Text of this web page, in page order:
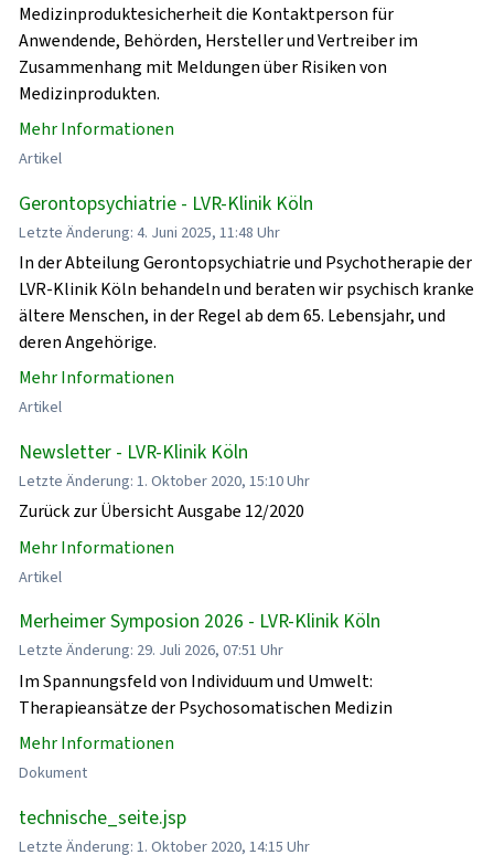
Medizinproduktesicherheit die Kontaktperson für
Anwendende, Behörden, Hersteller und Vertreiber im
Zusammenhang mit Meldungen über Risiken von
Medizinprodukten.
Mehr Informationen
Artikel
Gerontopsychiatrie - LVR-Klinik Köln
Letzte Änderung: 4. Juni 2025, 11:48 Uhr
In der Abteilung Gerontopsychiatrie und Psychotherapie der
LVR-Klinik Köln behandeln und beraten wir psychisch kranke
ältere Menschen, in der Regel ab dem 65. Lebensjahr, und
deren Angehörige.
Mehr Informationen
Artikel
Newsletter - LVR-Klinik Köln
Letzte Änderung: 1. Oktober 2020, 15:10 Uhr
Zurück zur Übersicht Ausgabe 12/2020
Mehr Informationen
Artikel
Merheimer Symposion 2026 - LVR-Klinik Köln
Letzte Änderung: 29. Juli 2026, 07:51 Uhr
Im Spannungsfeld von Individuum und Umwelt:
Therapieansätze der Psychosomatischen Medizin
Mehr Informationen
Dokument
technische_seite.jsp
Letzte Änderung: 1. Oktober 2020, 14:15 Uhr